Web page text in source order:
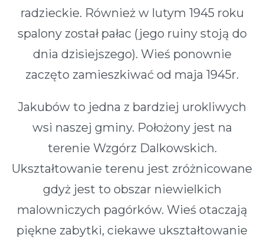
radzieckie. Również w lutym 1945 roku
spalony został pałac (jego ruiny stoją do
dnia dzisiejszego). Wieś ponownie
zaczęto zamieszkiwać od maja 1945r.
Jakubów to jedna z bardziej urokliwych
wsi naszej gminy. Położony jest na
terenie Wzgórz Dalkowskich.
Ukształtowanie terenu jest zróżnicowane
gdyż jest to obszar niewielkich
malowniczych pagórków. Wieś otaczają
piękne zabytki, ciekawe ukształtowanie